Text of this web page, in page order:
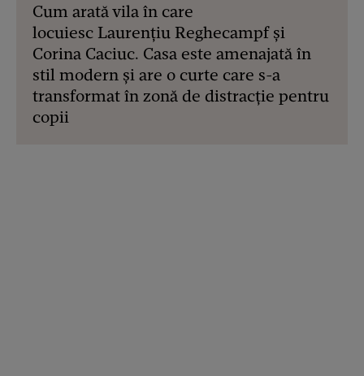
Cum arată vila în care
locuiesc Laurențiu Reghecampf și
Corina Caciuc. Casa este amenajată în
stil modern și are o curte care s-a
transformat în zonă de distracție pentru
copii